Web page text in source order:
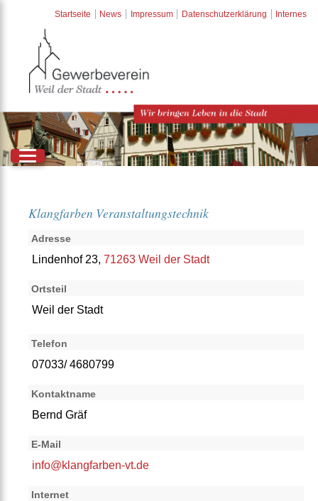
Startseite News Impressum Datenschutzerklärung Internes
Klangfarben Veranstaltungstechnik
Adresse
Lindenhof 23, 71263 Weil der Stadt
Ortsteil
Weil der Stadt
Telefon
07033/ 4680799
Kontaktname
Bernd Gräf
E-Mail
info@klangfarben-vt.de
Internet